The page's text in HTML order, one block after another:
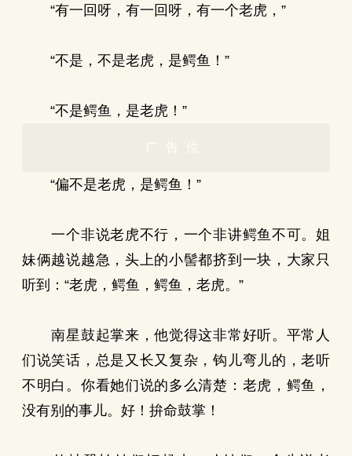
“有一回呀，有一回呀，有一个老虎，”
“不是，不是老虎，是鳄鱼！”
“不是鳄鱼，是老虎！”
广告位
“偏不是老虎，是鳄鱼！”
一个非说老虎不行，一个非讲鳄鱼不可。姐
妹俩越说越急，头上的小髻都挤到一块，大家只
听到：“老虎，鳄鱼，鳄鱼，老虎。”
南星鼓起掌来，他觉得这非常好听。平常人
们说笑话，总是又长又复杂，钩儿弯儿的，老听
不明白。你看她们说的多么清楚：老虎，鳄鱼，
没有别的事儿。好！拚命鼓掌！